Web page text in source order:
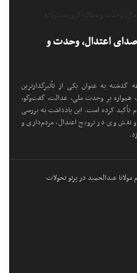
صدای اعتدال، وحدت و
گذشته به عنوان یکی از تأثیرگذارترین
همواره بر وحدت ملی، عدالت، گفت‌وگو،
تأکید کرده است. این یادداشت به بررسی
نقش وی در ترویج اعتدال، مردم‌داری و
مولانا عبدالحمید در پرتو تحولات